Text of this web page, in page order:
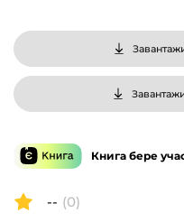
Книга бере
-- (0)